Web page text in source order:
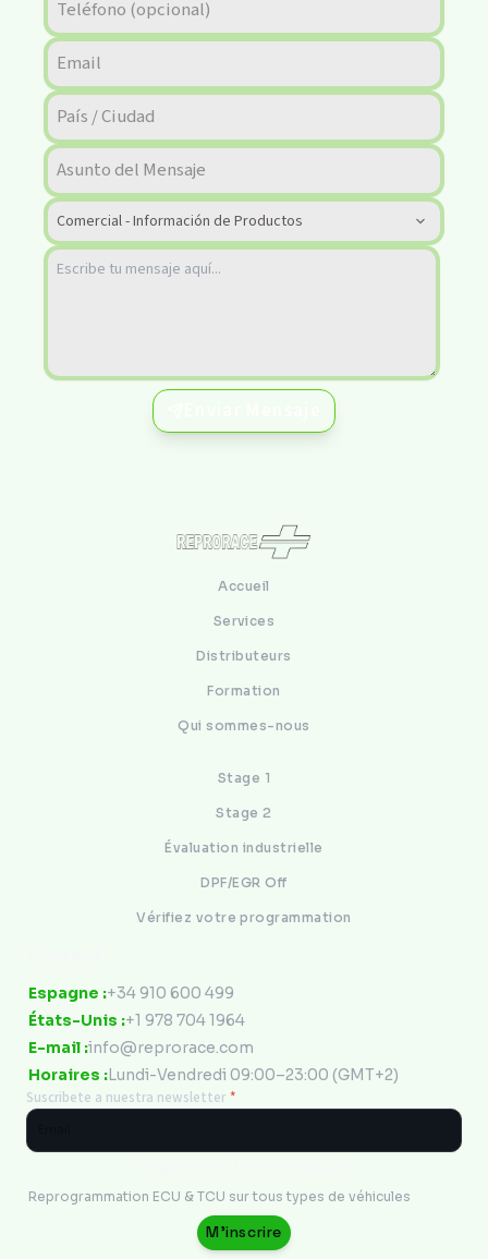
Accueil
Services
Distributeurs
Formation
Qui sommes-nous
Stage 1
Stage 2
Évaluation industrielle
DPF/EGR Off
Vérifiez votre programmation
Espagne :+34 910 600 499
États-Unis :+1 978 704 1964
E-mail :info@reprorace.com
Horaires :Lundi-Vendredi 09:00–23:00 (GMT+2)
Suscribete a nuestra newsletter *
Reprogrammation ECU & TCU sur tous types de véhicules
M'inscrire